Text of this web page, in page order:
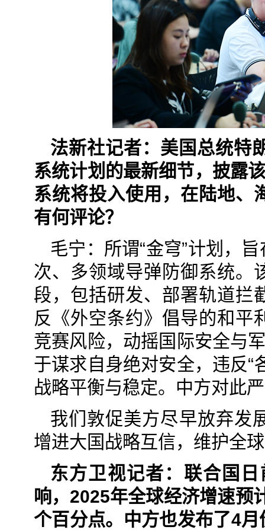
法新社记者：美国总统特
系统计划的最新细节，披露
系统将投入使用，在陆地、
有何评论？
毛宁：所谓“金穹”计划，
次、多领域导弹防御系统。
段，包括研发、部署轨道拦
反《外空条约》倡导的和平
竞赛风险，动摇国际安全与
于谋求自身绝对安全，违反“
战略平衡与稳定。中方对此
我们敦促美方尽早放弃发
增进大国战略互信，维护全
东方卫视记者：联合国
响，2025年全球经济增速预
个百分点。中方也发布了4